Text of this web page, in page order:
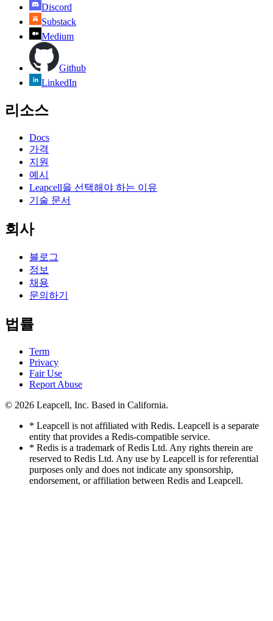
Discord
Substack
Medium
Github
LinkedIn
리소스
Docs
가격
지원
예시
Leapcell을 선택해야 하는 이유
기술 문서
회사
블로그
정보
채용
문의하기
법률
Term
Privacy
Fair Use
Report Abuse
© 2026 Leapcell, Inc. Based in California.
* Leapcell is not affiliated with Redis. Leapcell is a separate
entity that provides a Redis-compatible service.
* Redis is a trademark of Redis Ltd. Any rights therein are
reserved to Redis Ltd. Any use by Leapcell is for referential
purposes only and does not indicate any sponsorship,
endorsement, or affiliation between Redis and Leapcell.